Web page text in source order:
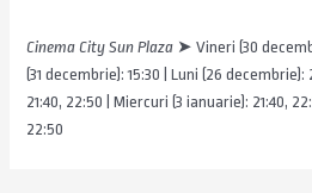
Cinema City Sun Plaza ➤ Vineri (30
(31 decembrie): 15:30 | Luni (26
21:40, 22:50 | Miercuri (3 ianuarie): 21:40,
22:50